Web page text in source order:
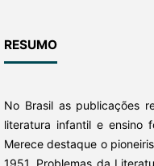
RESUMO
No Brasil as publicações
literatura infantil e ensino
Merece destaque o
1951, Problemas da